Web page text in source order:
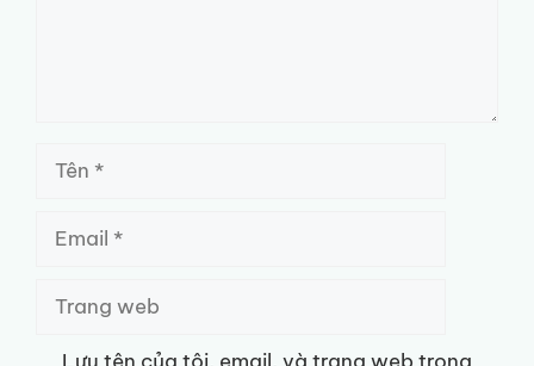
Tên
Email
Trang
web